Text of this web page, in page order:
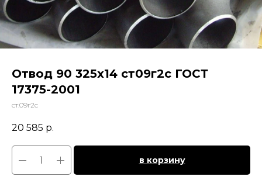
Отвод 90 325х14 ст09г2с ГОСТ
17375-2001
ст.09г2с
20 585 р.
в корзину